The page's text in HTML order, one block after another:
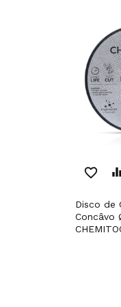
favorite_border equalizer
Disco de Corte de Metal
Concâvo